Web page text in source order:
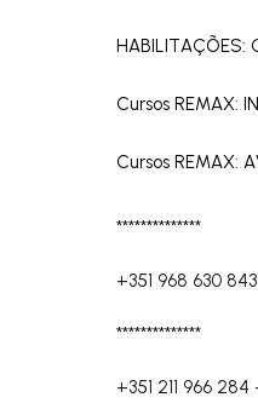
HABILITAÇÕES:
Cursos REMAX:
Cursos REMAX:
**************
+351 968 630 843
**************
+351 211 966 284